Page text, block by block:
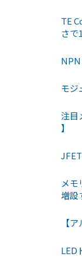
TE
さで
モジ
注目
】
メモ
増設
【
LED